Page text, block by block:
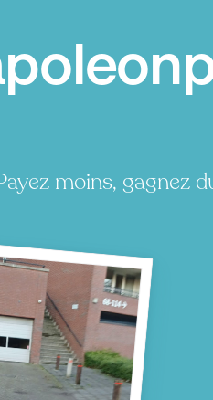
moins, gagnez